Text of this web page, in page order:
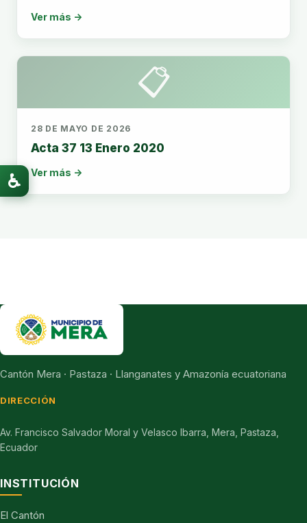
Ver más →
📋
28 DE MAYO DE 2026
Acta 37 13 Enero 2020
Ver más →
Cantón Mera · Pastaza · Llanganates y Amazonía ecuatoriana
DIRECCIÓN
Av. Francisco Salvador Moral y Velasco Ibarra, Mera, Pastaza,
Ecuador
INSTITUCIÓN
El Cantón
♿